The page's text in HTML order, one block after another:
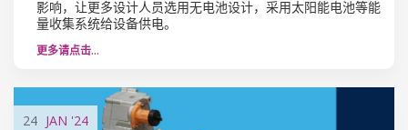
影响，让更多设计人员选用无电池设计，采用太阳能电池等能
量收集系统给设备供电。
更多请点击…
24 JAN '24